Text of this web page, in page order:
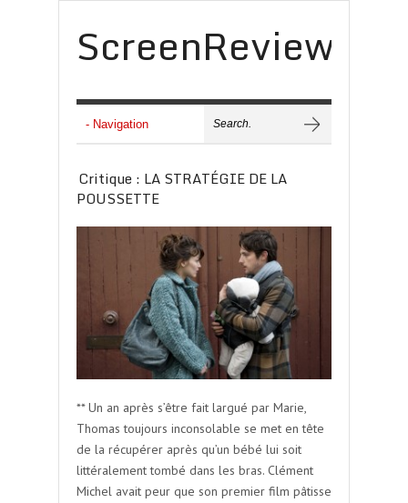
ScreenReview
Critique : LA STRATÉGIE DE LA
POUSSETTE
** Un an après s’être fait largué par Marie,
Thomas toujours inconsolable se met en tête
de la récupérer après qu’un bébé lui soit
littéralement tombé dans les bras. Clément
Michel avait peur que son premier film pâtisse